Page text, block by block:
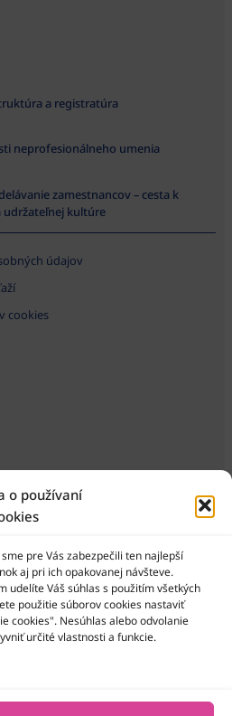
o používaní
pre Vás zabezpečili ten najlepší
aj pri ich opakovanej návšteve.
udelíte Váš súhlas s použitím všetkých
použitie súborov cookies nastaviť
cookies". Nesúhlas alebo odvolanie
určité vlastnosti a funkcie.
a registratúra
neprofesionálneho umenia
zamestnancov – cesta k
udržateľnej kultúre
údajov
cookies
príspevková organizácia